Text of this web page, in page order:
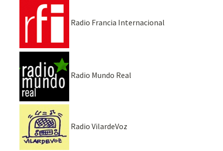
Radio Francia Internacional
Radio Mundo Real
Radio VilardeVoz